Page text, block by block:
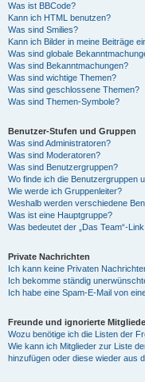
Was ist BBCode?
Kann ich HTML benutzen?
Was sind Smilies?
Kann ich Bilder in meine Beiträge
Was sind globale
Was sind Bekanntmachungen?
Was sind wichtige Themen?
Was sind geschlossene Themen?
Was sind Themen-Symbole?
Benutzer-Stufen und Gruppen
Was sind Administratoren?
Was sind Moderatoren?
Was sind Benutzergruppen?
Wo finde ich die Benutzergruppen
Wie werde ich Gruppenleiter?
Weshalb werden verschiedene
Was ist eine Hauptgruppe?
Was bedeutet der „Das Team“-
Private Nachrichten
Ich kann keine Privaten
Ich bekomme ständig
Ich habe eine Spam-E-Mail von
Freunde und ignorierte
Wozu benötige ich die Listen der
Wie kann ich Mitglieder zur Liste
hinzufügen oder diese wieder aus